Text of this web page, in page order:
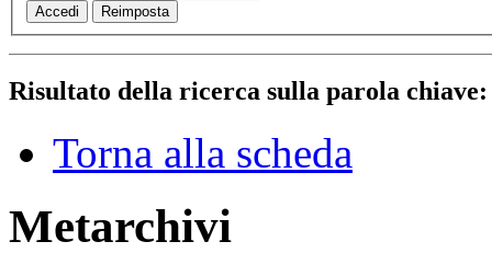
Risultato della ricerca sulla parola
Torna alla scheda
Metarchivi